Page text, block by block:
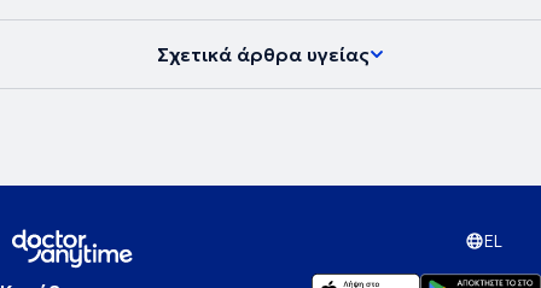
Σχετικά άρθρα υγείας
EL